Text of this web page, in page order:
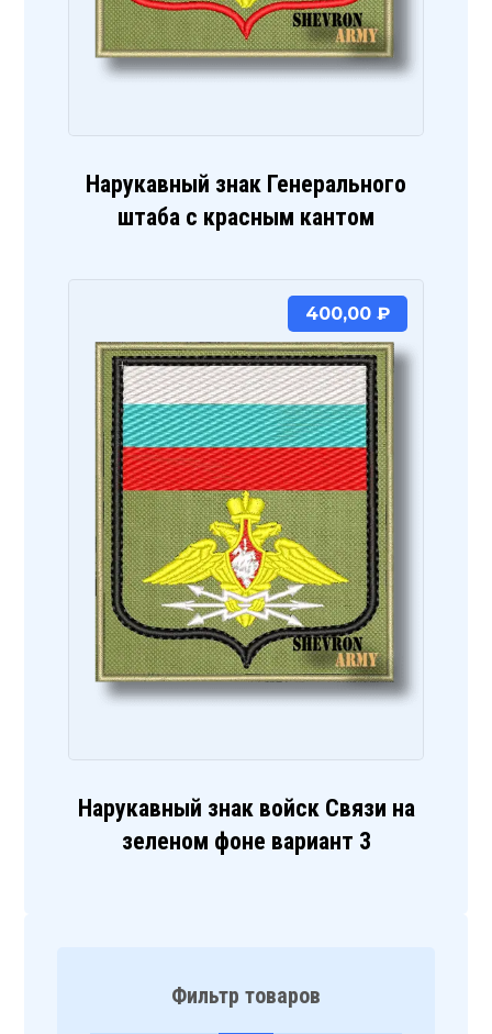
Нарукавный знак Генерального
штаба с красным кантом
Нарукавный знак войск Связи на
зеленом фоне вариант 3
400,00 ₽
Фильтр товаров